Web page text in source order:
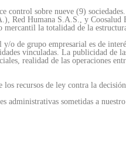
sobre nueve (9)
Red Humana S.A.S., y
mercantil la totalidad de la
de grupo empresarial es de
vinculadas. La publicidad de
realidad de las operaciones
recursos de ley contra la
administrativas sometidas a